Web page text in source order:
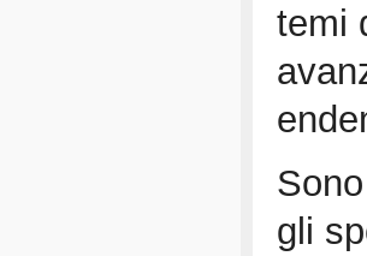
temi
gli